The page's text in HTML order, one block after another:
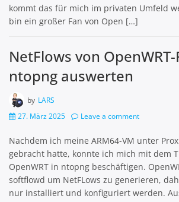
kommt das für mich im privaten Umfeld
bin ein großer Fan von Open […]
NetFlows von
ntopng auswerten
by LARS
27. März 2025
Leave a comment
Nachdem ich meine ARM64-VM unter
gebracht hatte, konnte ich mich mit dem
OpenWRT in ntopng beschäftigen.
softflowd um NetFLows zu generieren,
nur installiert und konfiguriert werden.